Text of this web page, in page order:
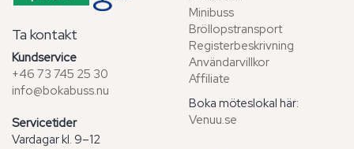
Ta kontakt
Kundservice
+46 73 745 25 30
info@bokabuss.nu
Servicetider
Vardagar kl. 9–12
Minibuss
Bröllopstransport
Registerbeskrivning
Användarvillkor
Affiliate
Boka möteslokal här:
Venuu.se